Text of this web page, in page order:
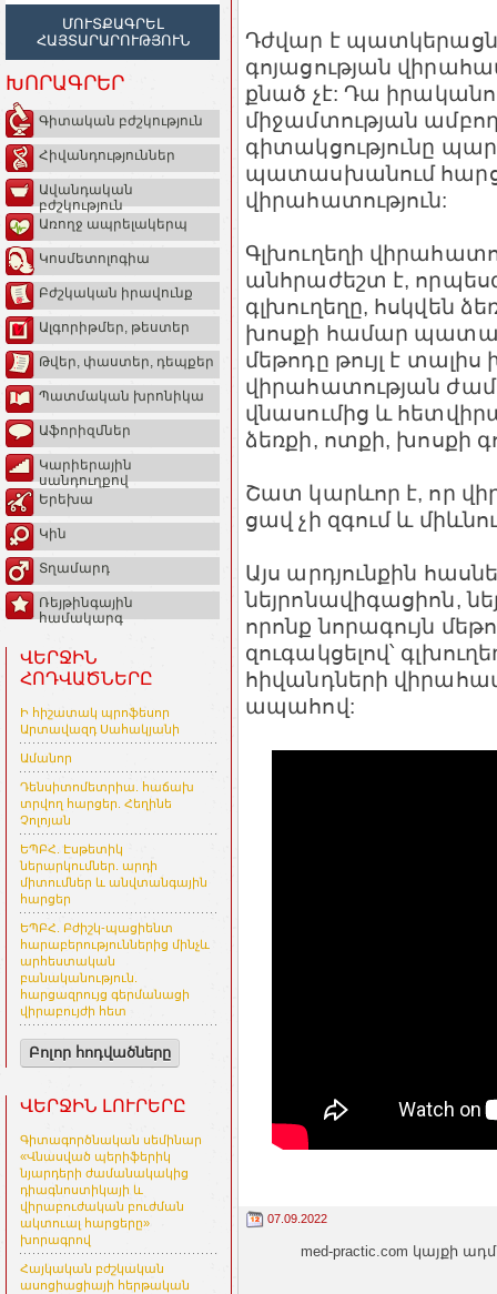
ՄՈՒՏՔԱԳՐԵԼ
ՀԱՅՏԱՐԱՐՈՒԹՅՈՒՆ
ԽՈՐԱԳՐԵՐ
Գիտական բժշկություն
Հիվանդություններ
Ավանդական
բժշկություն
Առողջ ապրելակերպ
Կոսմետոլոգիա
Բժշկական իրավունք
Ալգորիթմեր, թեստեր
Թվեր, փաստեր, դեպքեր
Պատմական խրոնիկա
Աֆորիզմներ
Կարիերային
սանդուղքով
Երեխա
Կին
Տղամարդ
Ռեյթինգային
համակարգ
ՎԵՐՋԻՆ
ՀՈԴՎԱԾՆԵՐԸ
Ի հիշատակ պրոֆեսոր
Արտավազդ Սահակյանի
Ամանոր
Դենսիտոմետրիա. հաճախ
տրվող հարցեր. Հեղինե
Չոլոյան
ԵՊԲՀ. Էսթետիկ
ներարկումներ. արդի
միտումներ և անվտանգային
հարցեր
ԵՊԲՀ. Բժիշկ-պացիենտ
հարաբերություններից մինչև
արհեստական
բանականություն.
հարցազրույց գերմանացի
վիրաբույժի հետ
Բոլոր հոդվածները
ՎԵՐՋԻՆ ԼՈՒՐԵՐԸ
Գիտագործնական սեմինար
«Վնասված պերիֆերիկ
նյարդերի ժամանակակից
դիագնոստիկայի և
վիրաբուժական բուժման
ակտուալ հարցերը»
խորագրով
Հայկական բժշկական
ասոցիացիայի հերթական
Դժվար է
գոյացության
քնած չէ: Դա
միջամտության
գիտակցությունը
պատասխանում
վիրահատություն:
Գլխուղեղի
անհրաժեշտ է,
գլխուղեղը, հսկվեն
խոսքի համար
մեթոդը թույլ է
վիրահատության
վնասումից և
ձեռքի, ոտքի, խոսքի
Շատ կարևոր է, որ
ցավ չի զգում և
Այս արդյունքին
նեյրոնավիգացիոն,
որոնք նորագույն
զուգակցելով՝
հիվանդների
ապահով:
07.09.2022
med-practic.com կայքի